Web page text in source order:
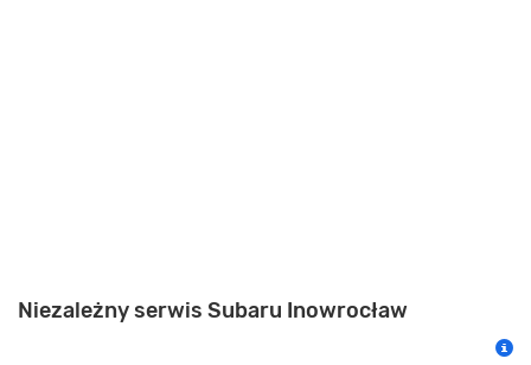
Niezależny serwis Subaru Inowrocław